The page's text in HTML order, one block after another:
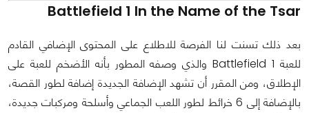
Battlefield 1 In the Name of the Tsar
بعد ذلك تسنت لنا الفرصة للاطلاع على المحتوى الإضافي القادم
للعبة Battlefield 1 والذي وصفه المطور بأنه الأضخم للعبة على
الإطلاق، ومن المقرر أن تشهد الإضافة الجديدة إضافة لطور القصة،
بالإضافة إلى 6 خرائط لطور اللعب الجماعي وأسلحة ومركبات جديدة،